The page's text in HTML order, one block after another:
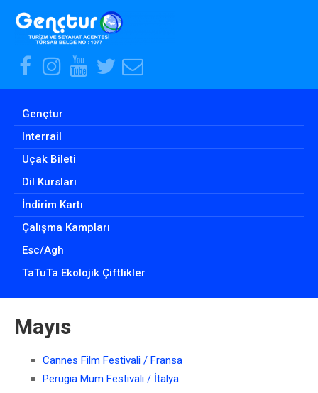
Facebook
Hesabımız
Instagram
Hesabımız
Youtube
Hesabımız
Twitter
Hesabımız
E-
Posta
Gençtur
Interrail
Uçak Bileti
Dil Kursları
İndirim Kartı
Çalışma Kampları
Esc/Agh
TaTuTa Ekolojik Çiftlikler
Mayıs
Cannes Film Festivali / Fransa
Perugia Mum Festivali / İtalya